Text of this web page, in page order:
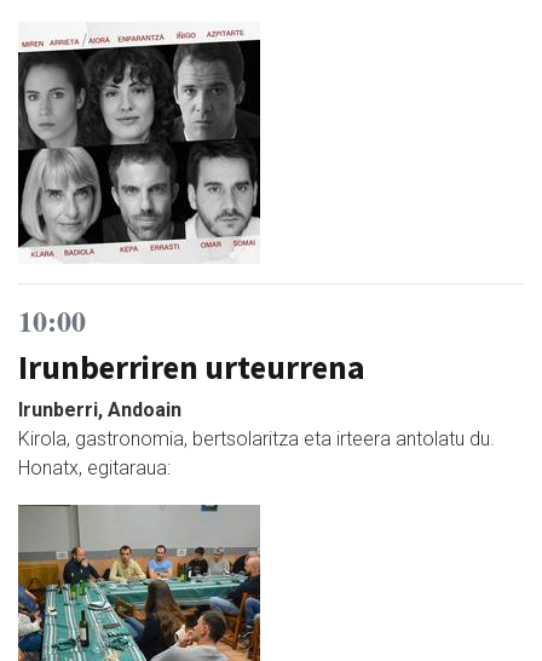
10:00
Irunberriren urteurrena
Irunberri, Andoain
Kirola, gastronomia, bertsolaritza eta irteera antolatu du.
Honatx, egitaraua: